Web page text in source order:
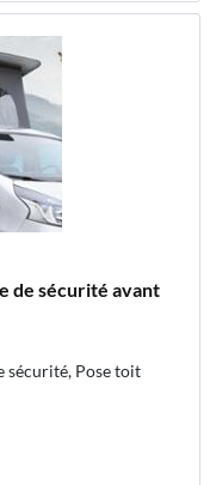
de sécurité avant
sécurité, Pose toit